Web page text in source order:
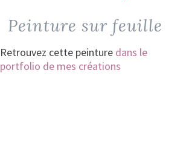
Peinture sur feuille
Retrouvez cette peinture dans le
portfolio de mes créations